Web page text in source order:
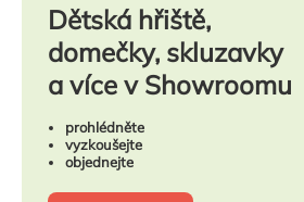
Dětská hřiště,
domečky, skluzavky
a více v Showroomu
prohlédněte
vyzkoušejte
objednejte